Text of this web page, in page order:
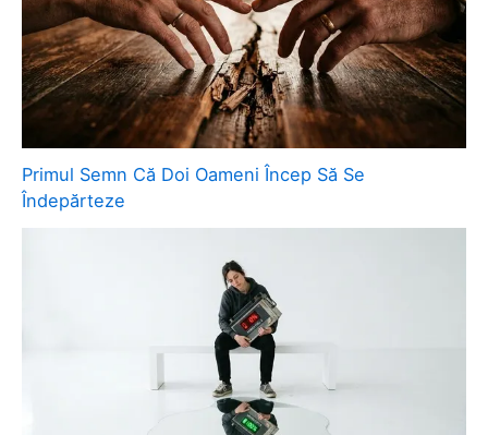
Primul Semn Că Doi Oameni Încep Să Se
Îndepărteze